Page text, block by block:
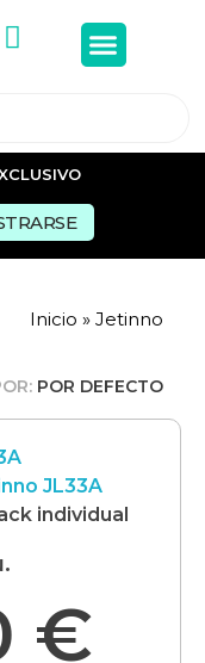
Inicio » Jetinno
POR DEFECTO
JL33A
individual
€